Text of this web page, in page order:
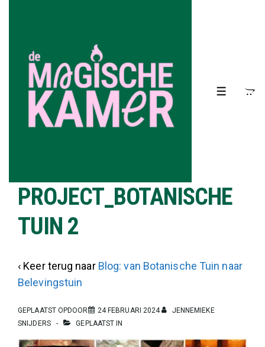
hoofdinhoud
MENU
PROJECT_BOTANISCHE
TUIN 2
‹ Keer terug naar Blog: van Botanische Tuin naar
Belevingstuin
GEPLAATST OPDOOR 24 FEBRUARI 2024
JENNEMIEKE
SNIJDERS
GEPLAATST IN